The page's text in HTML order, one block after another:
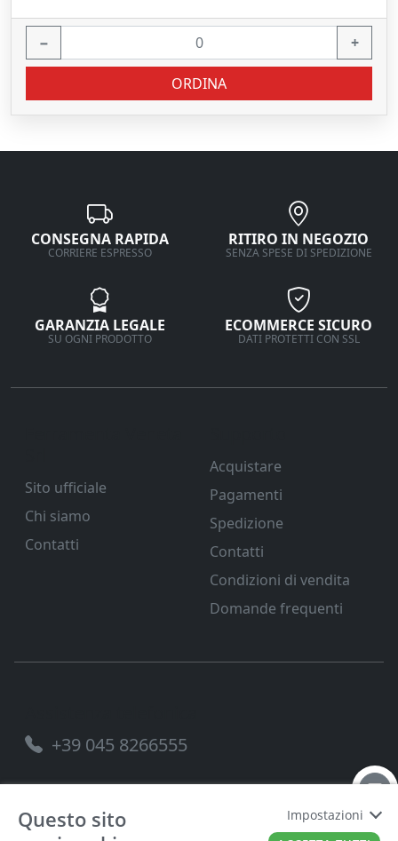
− +
ORDINA
CONSEGNA RAPIDA
CORRIERE ESPRESSO
RITIRO IN NEGOZIO
SENZA SPESE DI SPEDIZIONE
GARANZIA LEGALE
SU OGNI PRODOTTO
ECOMMERCE SICURO
DATI PROTETTI CON SSL
Sito ufficiale
Chi siamo
Contatti
Acquistare
Pagamenti
Spedizione
Contatti
Condizioni di vendita
Domande frequenti
+39 045 8266555
Questo sito
Impostazioni